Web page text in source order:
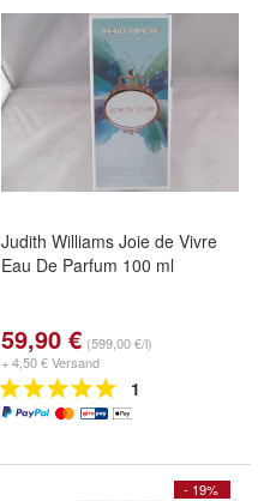
Judith Williams Joie de Vivre
Eau De Parfum 100 ml
59,90 € (599,00 €/l)
+ 4,50 € Versand
1
- 19%